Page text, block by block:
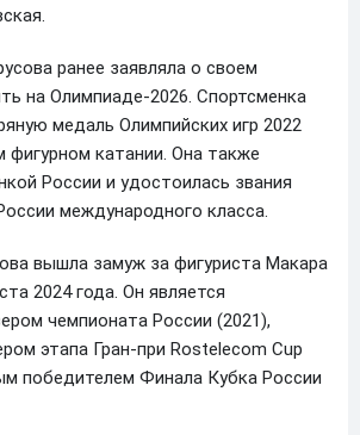
ранее заявляла о своем
на Олимпиаде-2026. Спортсменка
медаль Олимпийских игр 2022
фигурном катании. Она также
России и удостоилась звания
международного класса.
вышла замуж за фигуриста Макара
2024 года. Он является
чемпионата России (2021),
этапа Гран-при Rostelecom Cup
победителем Финала Кубка России